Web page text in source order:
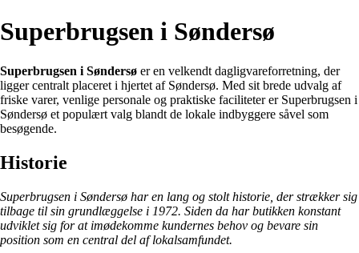
Superbrugsen i Søndersø
Superbrugsen i Søndersø er en velkendt dagligvareforretning, der
ligger centralt placeret i hjertet af Søndersø. Med sit brede udvalg af
friske varer, venlige personale og praktiske faciliteter er Superbrugsen i
Søndersø et populært valg blandt de lokale indbyggere såvel som
besøgende.
Historie
Superbrugsen i Søndersø har en lang og stolt historie, der strækker sig
tilbage til sin grundlæggelse i 1972. Siden da har butikken konstant
udviklet sig for at imødekomme kundernes behov og bevare sin
position som en central del af lokalsamfundet.